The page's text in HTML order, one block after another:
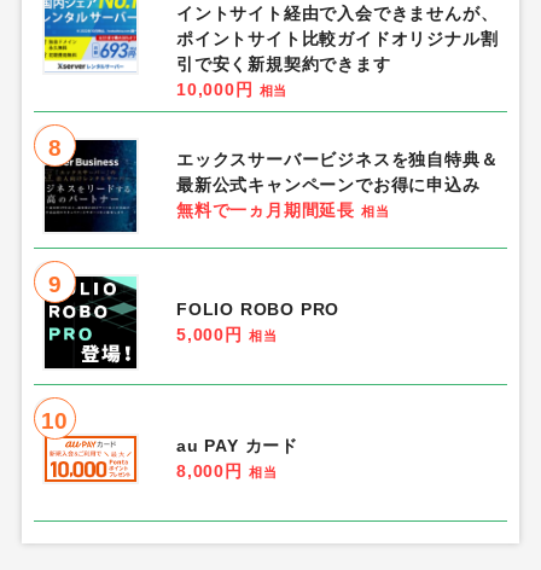
イントサイト経由で入会できませんが、
ポイントサイト比較ガイドオリジナル割
引で安く新規契約できます
10,000円
相当
8
エックスサーバービジネスを独自特典＆
最新公式キャンペーンでお得に申込み
無料で一ヵ月期間延長 相当
9
FOLIO ROBO PRO
5,000円
相当
10
au PAY カード
8,000円
相当